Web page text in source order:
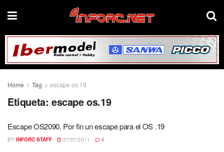
Home Tag escape os.19
Etiqueta: escape os.19
Escape OS2090. Por fin un escape para el OS .19
BY INFORC STAFF 27/07/2011 0